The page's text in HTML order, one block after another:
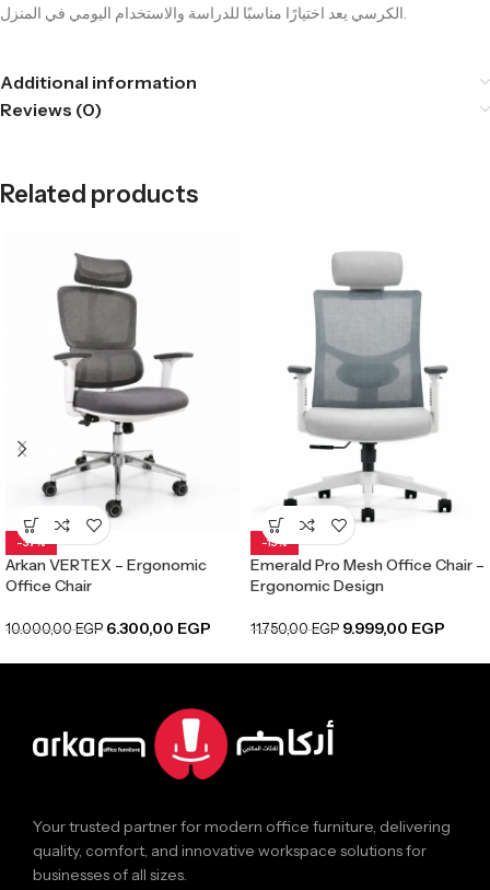
الكرسي يعد اختيارًا مناسبًا للدراسة والاستخدام اليومي في المنزل.
Additional information
Reviews (0)
Related products
-37%
Arkan VERTEX – Ergonomic
Office Chair
10.000,00EGP 6.300,00 EGP
-15%
Emerald Pro Mesh Office Chair –
Ergonomic Design
11.750,00EGP 9.999,00 EGP
Your trusted partner for modern office furniture, delivering
quality, comfort, and innovative workspace solutions for
businesses of all sizes.